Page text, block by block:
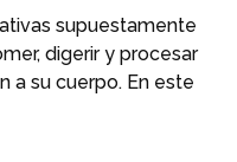
supuestamente
digerir y procesar
a su cuerpo. En este